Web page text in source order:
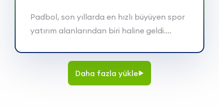
Padbol, son yıllarda en hızlı büyüyen spor
yatırım alanlarından biri haline geldi.
Daha fazla yükle